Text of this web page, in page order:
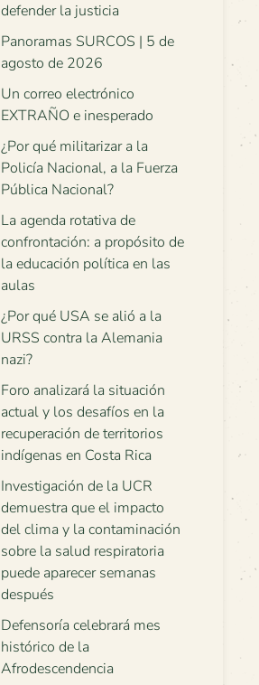
defender la justicia
Panoramas SURCOS | 5 de
agosto de 2026
Un correo electrónico
EXTRAÑO e inesperado
¿Por qué militarizar a la
Policía Nacional, a la Fuerza
Pública Nacional?
La agenda rotativa de
confrontación: a propósito de
la educación política en las
aulas
¿Por qué USA se alió a la
URSS contra la Alemania
nazi?
Foro analizará la situación
actual y los desafíos en la
recuperación de territorios
indígenas en Costa Rica
Investigación de la UCR
demuestra que el impacto
del clima y la contaminación
sobre la salud respiratoria
puede aparecer semanas
después
Defensoría celebrará mes
histórico de la
Afrodescendencia